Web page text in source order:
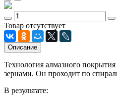
Товар отсутствует
Описание
Технология алмазного
зернами. Он проходит по
В результате: